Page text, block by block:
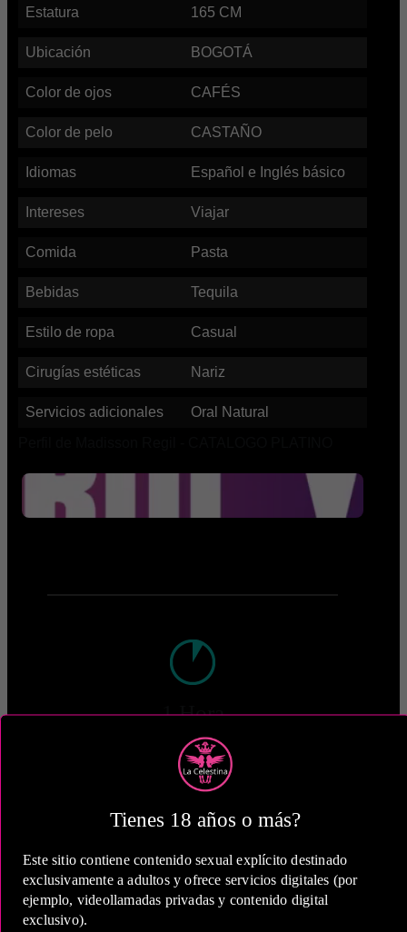
Tienes 18 años o más?
Este sitio contiene contenido sexual explícito destinado
exclusivamente a adultos y ofrece servicios digitales (por
ejemplo, videollamadas privadas y contenido digital
exclusivo).
Estatura 165 CM
Ubicación BOGOTÁ
Color de ojos CAFÉS
Color de pelo CASTAÑO
Idiomas Español e Inglés básico
Intereses Viajar
Comida Pasta
Bebidas Tequila
Estilo de ropa Casual
Cirugías estéticas Nariz
Servicios adicionales Oral Natural
1 Hora
COP 950,000.00
2 Horas
COP 1,500,000.00